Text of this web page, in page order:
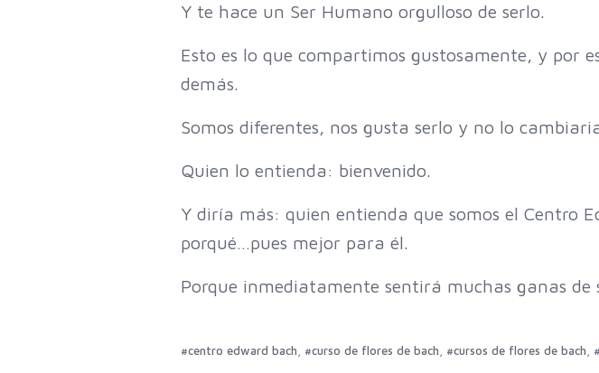
Y te hace un Ser Humano orgulloso de serlo.
Esto es lo que compartimos gustosamente, y por
demás.
Somos diferentes, nos gusta serlo y no lo
Quien lo entienda: bienvenido.
Y diría más: quien entienda que somos el Centro
porqué…pues mejor para él.
Porque inmediatamente sentirá muchas ganas de
#centro edward bach #curso de flores de bach #cursos de flores de bach